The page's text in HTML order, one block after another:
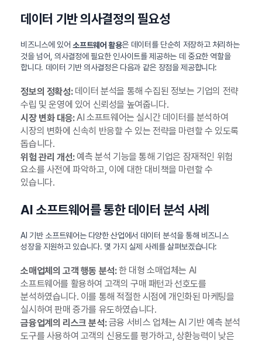
데이터 기반 의사결정의 필요성
비즈니스에 있어소프트웨어 활용은 데이터를 단순히 저장하고 처리하는
것을 넘어, 의사결정에 필요한 인사이트를 제공하는 데 중요한 역할을
합니다. 데이터 기반 의사결정은 다음과 같은 장점을 제공합니다:
정보의 정확성:데이터 분석을 통해 수집된 정보는 기업의 전략
수립 및 운영에 있어 신뢰성을 높여줍니다.
시장 변화 대응:AI 소프트웨어는 실시간 데이터를 분석하여
시장의 변화에 신속히 반응할 수 있는 전략을 마련할 수 있도록
돕습니다.
위험 관리 개선:예측 분석 기능을 통해 기업은 잠재적인 위험
요소를 사전에 파악하고, 이에 대한 대비책을 마련할 수
있습니다.
AI 소프트웨어를 통한 데이터 분석 사례
AI 기반 소프트웨어는 다양한 산업에서 데이터 분석을 통해 비즈니스
성장을 지원하고 있습니다. 몇 가지 실제 사례를 살펴보겠습니다:
소매업체의 고객 행동 분석:한 대형 소매업체는 AI
소프트웨어를 활용하여 고객의 구매 패턴과 선호도를
분석하였습니다. 이를 통해 적절한 시점에 개인화된 마케팅을
실시하여 판매 증가를 유도하였습니다.
금융업계의 리스크 분석:금융 서비스 업체는 AI 기반 예측 분석
도구를 사용하여 고객의 신용도를 평가하고, 상환능력이 낮은